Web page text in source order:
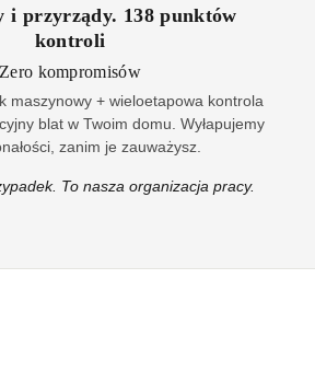
i przyrządy. 138punktów
kontroli
Zero kompromisów
maszynowy + wieloetapowa kontrola
blat w Twoim domu. Wyłapujemy
zanim je zauważysz.
To nasza organizacja pracy.